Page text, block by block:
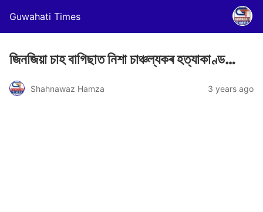
Guwahati Times
জিনজিয়া চাহ বাগিছাত নিশা চাঞ্চল্যকৰ হত্যাকাণ্ড…
Shahnawaz Hamza 3 years ago